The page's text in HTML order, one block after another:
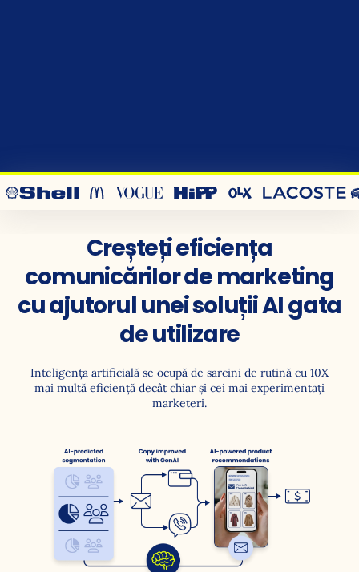
Creșteți eficiența
comunicărilor de marketing
cu ajutorul unei soluții AI gata
de utilizare
Inteligența artificială se ocupă de sarcini de rutină cu 10X
mai multă eficiență decât chiar și cei mai experimentați
marketeri.